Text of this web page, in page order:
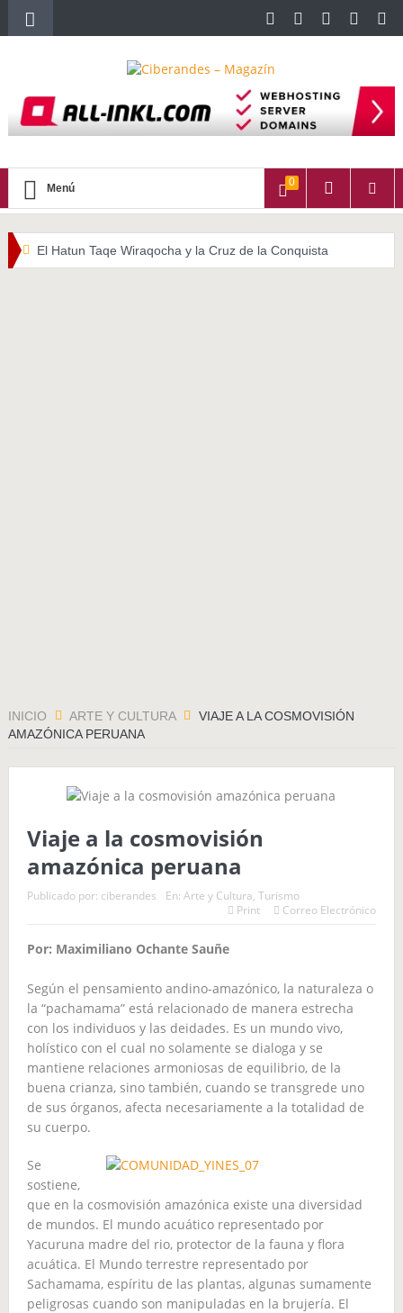
Menú 0
El Hatun Taqe Wiraqocha y la Cruz de la Conquista
INICIO ARTE Y CULTURA
VIAJE A LA COSMOVISIÓN
AMAZÓNICA PERUANA
Viaje a la cosmovisión
amazónica peruana
Publicado por: ciberandes En: Arte y Cultura, Turismo
Print
Correo Electrónico
Por: Maximiliano Ochante Sauñe
Según el pensamiento andino-amazónico, la naturaleza o
la “pachamama” está relacionado de manera estrecha
con los individuos y las deidades. Es un mundo vivo,
holístico con el cual no solamente se dialoga y se
mantiene relaciones armoniosas de equilibrio, de la
buena crianza, sino también, cuando se transgrede uno
de sus órganos, afecta necesariamente a la totalidad de
su cuerpo.
Se
sostiene,
que en la cosmovisión amazónica existe una diversidad
de mundos. El mundo acuático representado por
Yacuruna madre del rio, protector de la fauna y flora
acuática. El Mundo terrestre representado por
Sachamama, espíritu de las plantas, algunas sumamente
peligrosas cuando son manipuladas en la brujería. El